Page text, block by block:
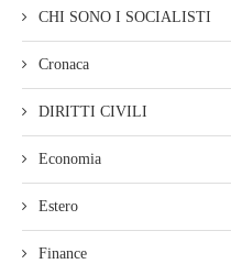
CHI SONO I SOCIALISTI
Cronaca
DIRITTI CIVILI
Economia
Estero
Finance